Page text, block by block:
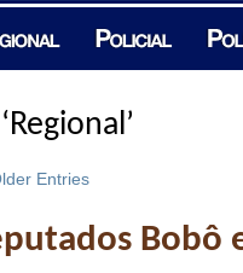
Entries
Bobô